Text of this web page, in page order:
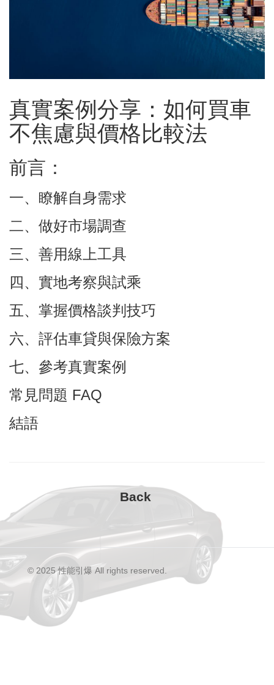
真實案例分享：如何買車
不焦慮與價格比較法
前言：
一、瞭解自身需求
二、做好市場調查
三、善用線上工具
四、實地考察與試乘
五、掌握價格談判技巧
六、評估車貸與保險方案
七、參考真實案例
常見問題 FAQ
結語
© 2025 性能引爆 All rights reserved.